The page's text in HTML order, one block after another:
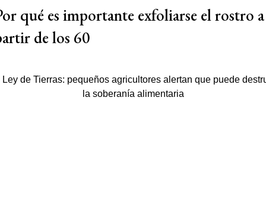
qué es importante exfoliarse el rostro a
de los 60